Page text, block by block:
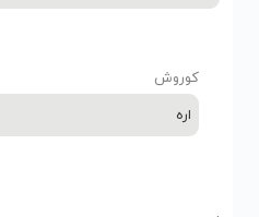
کوروش
اره